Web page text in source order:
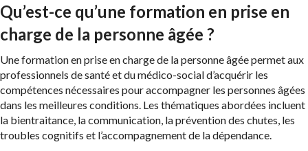
Qu’est-ce qu’une formation en prise en
charge de la personne âgée ?
Une formation en prise en charge de la personne âgée permet aux
professionnels de santé et du médico-social d’acquérir les
compétences nécessaires pour accompagner les personnes âgées
dans les meilleures conditions. Les thématiques abordées incluent
la bientraitance, la communication, la prévention des chutes, les
troubles cognitifs et l’accompagnement de la dépendance.